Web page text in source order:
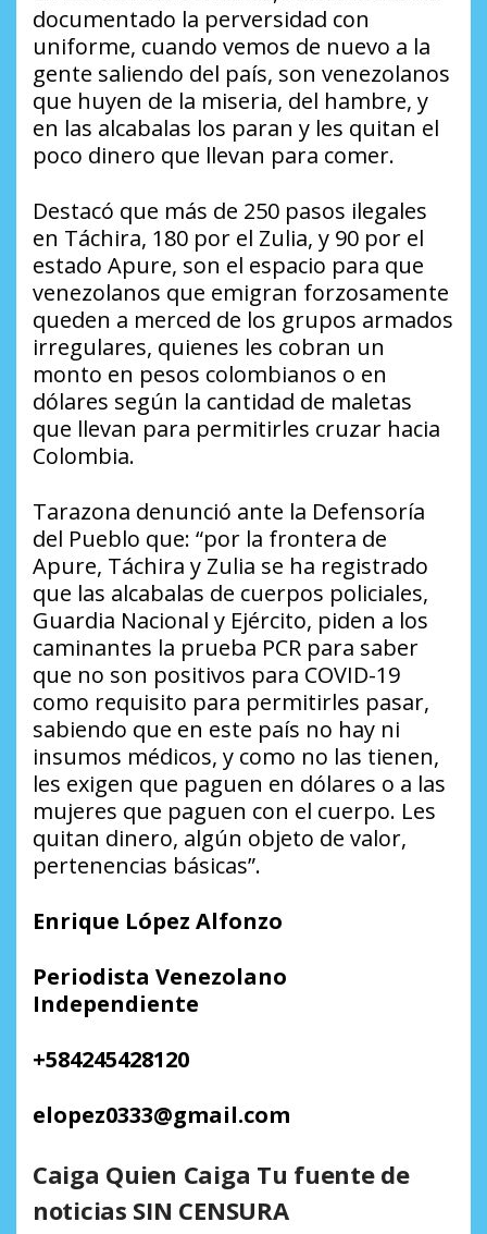
documentado la perversidad con
uniforme, cuando vemos de nuevo a la
gente saliendo del país, son venezolanos
que huyen de la miseria, del hambre, y
en las alcabalas los paran y les quitan el
poco dinero que llevan para comer.
Destacó que más de 250 pasos ilegales
en Táchira, 180 por el Zulia, y 90 por el
estado Apure, son el espacio para que
venezolanos que emigran forzosamente
queden a merced de los grupos armados
irregulares, quienes les cobran un
monto en pesos colombianos o en
dólares según la cantidad de maletas
que llevan para permitirles cruzar hacia
Colombia.
Tarazona denunció ante la Defensoría
del Pueblo que: “por la frontera de
Apure, Táchira y Zulia se ha registrado
que las alcabalas de cuerpos policiales,
Guardia Nacional y Ejército, piden a los
caminantes la prueba PCR para saber
que no son positivos para COVID-19
como requisito para permitirles pasar,
sabiendo que en este país no hay ni
insumos médicos, y como no las tienen,
les exigen que paguen en dólares o a las
mujeres que paguen con el cuerpo. Les
quitan dinero, algún objeto de valor,
pertenencias básicas”.
Enrique López Alfonzo
Periodista Venezolano
Independiente
+584245428120
elopez0333@gmail.com
Caiga Quien Caiga Tu fuente de
noticias SIN CENSURA